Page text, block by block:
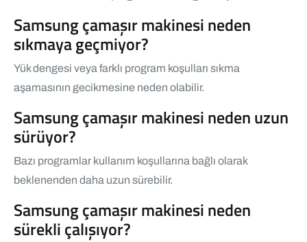
Samsung çamaşır makinesi neden
sıkmaya geçmiyor?
Yük dengesi veya farklı program koşulları sıkma
aşamasının gecikmesine neden olabilir.
Samsung çamaşır makinesi neden uzun
sürüyor?
Bazı programlar kullanım koşullarına bağlı olarak
beklenenden daha uzun sürebilir.
Samsung çamaşır makinesi neden
sürekli çalışıyor?